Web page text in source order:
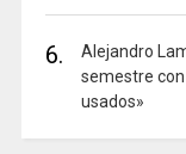
6.
Alejandro
semestre con
usados»